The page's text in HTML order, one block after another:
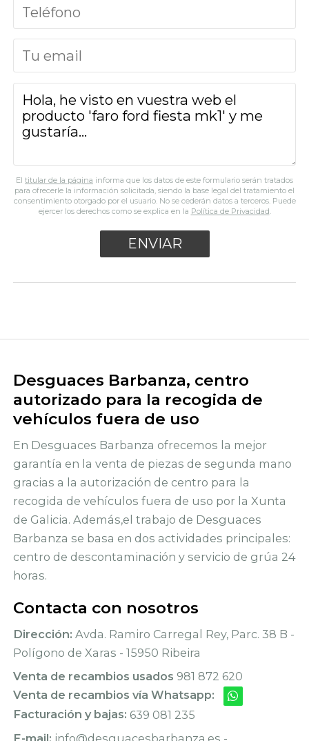
El titular de la página informa que los datos de este formulario serán tratados
para ofrecerle la información solicitada, siendo la base legal del tratamiento el
consentimiento otorgado por el usuario. No se cederán datos a terceros. Puede
ejercer los derechos como se explica en la Política de Privacidad.
Desguaces Barbanza, centro
autorizado para la recogida de
vehículos fuera de uso
En Desguaces Barbanza ofrecemos la mejor
garantía en la venta de piezas de segunda mano
gracias a la autorización de centro para la
recogida de vehículos fuera de uso por la Xunta
de Galicia. Además,el trabajo de Desguaces
Barbanza se basa en dos actividades principales:
centro de descontaminación y servicio de grúa 24
horas.
Contacta con nosotros
Dirección: Avda. Ramiro Carregal Rey, Parc. 38 B -
Polígono de Xaras - 15950 Ribeira
Venta de recambios usados 981 872 620
Venta de recambios vía Whatsapp:
Facturación y bajas: 639 081 235
E-mail: info@desguacesbarbanza.es -